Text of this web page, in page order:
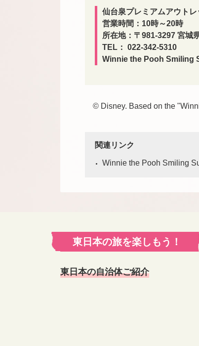
仙台泉プレミアムアウトレ
営業時間：10時～20時
所在地：〒981-3297 宮城
TEL： 022-342-5310
Winnie the Pooh Smiling
© Disney. Based on the
関連リンク
Winnie the Pooh Smiling
東日本の旅を楽しもう！
東日本の自治体ご紹介